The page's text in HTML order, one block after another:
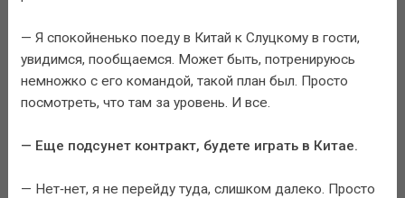
— Я спокойненько поеду в Китай к Слуцкому в гости,
увидимся, пообщаемся. Может быть, потренируюсь
немножко с его командой, такой план был. Просто
посмотреть, что там за уровень. И все.
— Еще подсунет контракт, будете играть в Китае.
— Нет‑нет, я не перейду туда, слишком далеко. Просто